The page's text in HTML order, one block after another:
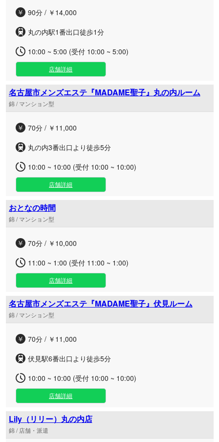
90分 / ￥14,000
丸の内駅1番出口徒歩1分
10:00 ~ 5:00 (受付 10:00 ~ 5:00)
店舗詳細
名古屋市メンズエステ『MADAME聖子』丸の内ルーム
錦 / マンション型
70分 / ￥11,000
丸の内3番出口より徒歩5分
10:00 ~ 10:00 (受付 10:00 ~ 10:00)
店舗詳細
おとなの時間
錦 / マンション型
70分 / ￥10,000
11:00 ~ 1:00 (受付 11:00 ~ 1:00)
店舗詳細
名古屋市メンズエステ『MADAME聖子』伏見ルーム
錦 / マンション型
70分 / ￥11,000
伏見駅6番出口より徒歩5分
10:00 ~ 10:00 (受付 10:00 ~ 10:00)
店舗詳細
Lily（リリー）丸の内店
錦 / 店舗・派遣